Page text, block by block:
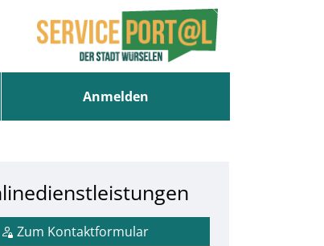
Anmelden
Zum Kontaktformular